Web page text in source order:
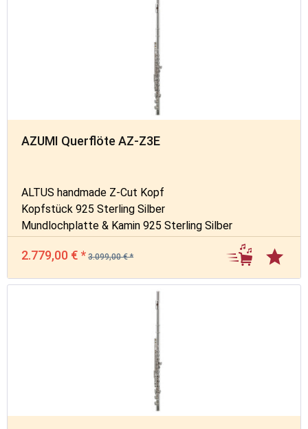
AZUMI Querflöte AZ-Z3E
ALTUS handmade Z-Cut Kopf
Kopfstück 925 Sterling Silber
Mundlochplatte & Kamin 925 Sterling Silber
2.779,00 € * 3.099,00 € *